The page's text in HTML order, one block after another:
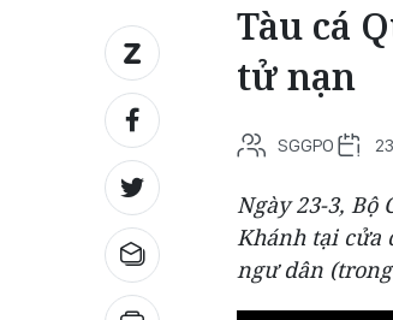
Tàu cá
tử nạn
SGGPO
Ngày 23-3,
Khánh tại cửa
ngư dân